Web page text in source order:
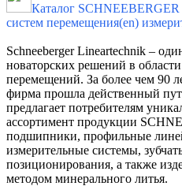
Каталог
систем перемещения(en)
Schneeberger Lineartechnik –
новаторских решений в
перемещений. За более чем 90
фирма прошла действенный
предлагает потребителям
ассортимент продукции
подшипники, профильные
измерительные системы,
позиционирования, а также
методом минерального литья.